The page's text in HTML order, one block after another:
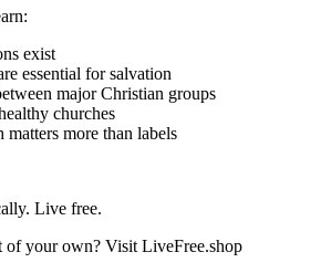
exist
essential for salvation
major Christian groups
churches
more than labels
Live free.
of your own? Visit LiveFree.shop